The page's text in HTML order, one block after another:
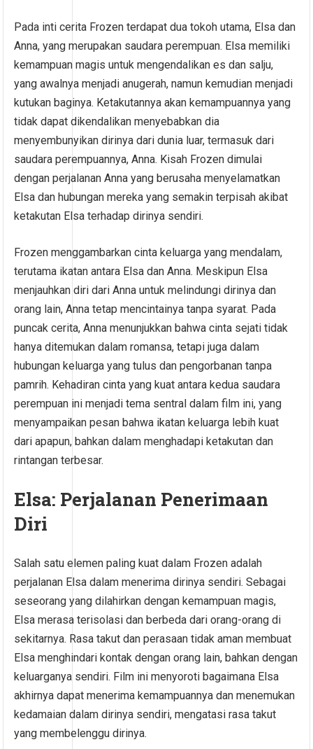
Pada inti cerita Frozen terdapat dua tokoh utama, Elsa dan
Anna, yang merupakan saudara perempuan. Elsa memiliki
kemampuan magis untuk mengendalikan es dan salju,
yang awalnya menjadi anugerah, namun kemudian menjadi
kutukan baginya. Ketakutannya akan kemampuannya yang
tidak dapat dikendalikan menyebabkan dia
menyembunyikan dirinya dari dunia luar, termasuk dari
saudara perempuannya, Anna. Kisah Frozen dimulai
dengan perjalanan Anna yang berusaha menyelamatkan
Elsa dan hubungan mereka yang semakin terpisah akibat
ketakutan Elsa terhadap dirinya sendiri.
Frozen menggambarkan cinta keluarga yang mendalam,
terutama ikatan antara Elsa dan Anna. Meskipun Elsa
menjauhkan diri dari Anna untuk melindungi dirinya dan
orang lain, Anna tetap mencintainya tanpa syarat. Pada
puncak cerita, Anna menunjukkan bahwa cinta sejati tidak
hanya ditemukan dalam romansa, tetapi juga dalam
hubungan keluarga yang tulus dan pengorbanan tanpa
pamrih. Kehadiran cinta yang kuat antara kedua saudara
perempuan ini menjadi tema sentral dalam film ini, yang
menyampaikan pesan bahwa ikatan keluarga lebih kuat
dari apapun, bahkan dalam menghadapi ketakutan dan
rintangan terbesar.
Elsa: Perjalanan Penerimaan
Diri
Salah satu elemen paling kuat dalam Frozen adalah
perjalanan Elsa dalam menerima dirinya sendiri. Sebagai
seseorang yang dilahirkan dengan kemampuan magis,
Elsa merasa terisolasi dan berbeda dari orang-orang di
sekitarnya. Rasa takut dan perasaan tidak aman membuat
Elsa menghindari kontak dengan orang lain, bahkan dengan
keluarganya sendiri. Film ini menyoroti bagaimana Elsa
akhirnya dapat menerima kemampuannya dan menemukan
kedamaian dalam dirinya sendiri, mengatasi rasa takut
yang membelenggu dirinya.